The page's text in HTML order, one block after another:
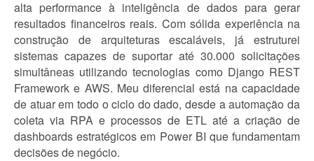
alta performance à inteligência de dados para gerar
resultados financeiros reais. Com sólida experiência na
construção de arquiteturas escaláveis, já estruturei
sistemas capazes de suportar até 30.000 solicitações
simultâneas utilizando tecnologias como Django REST
Framework e AWS. Meu diferencial está na capacidade
de atuar em todo o ciclo do dado, desde a automação da
coleta via RPA e processos de ETL até a criação de
dashboards estratégicos em Power BI que fundamentam
decisões de negócio.